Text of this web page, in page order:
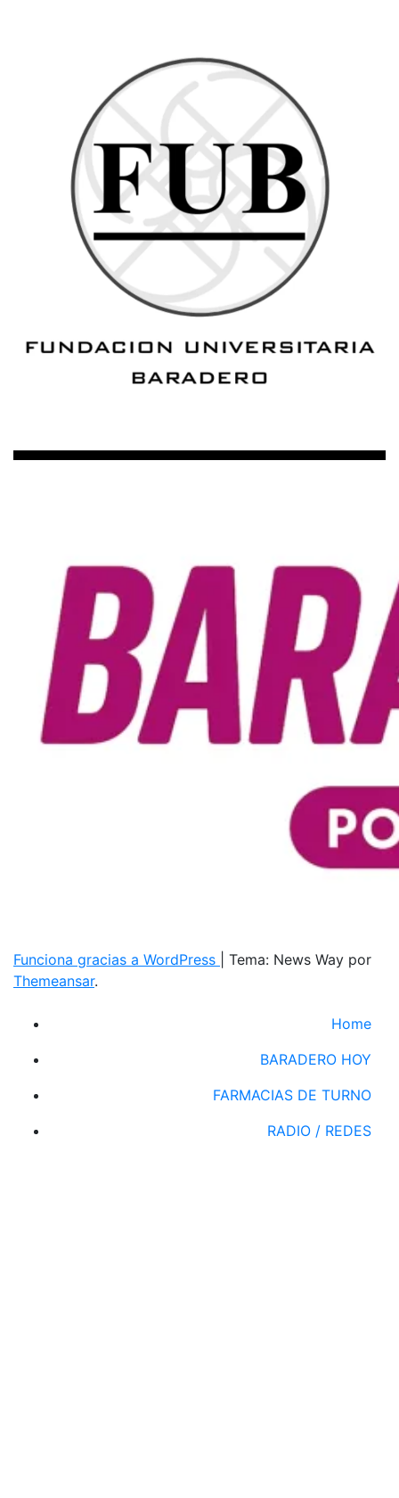
Funciona gracias a WordPress
Tema: News Way por
Themeansar.
Home
BARADERO HOY
FARMACIAS DE TURNO
RADIO / REDES